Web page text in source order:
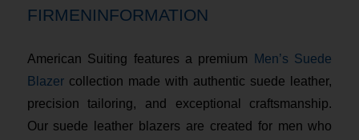
FIRMENINFORMATION
American Suiting features a premium Men’s Suede
Blazercollection made with authentic suede leather,
precision tailoring, and exceptional craftsmanship.
Our suede leather blazers are created for men who